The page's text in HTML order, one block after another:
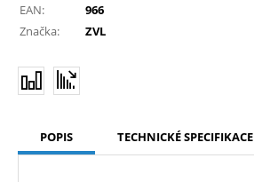
EAN:
966
Značka:
ZVL
POPIS TECHNICKÉ SPECIFIKACE